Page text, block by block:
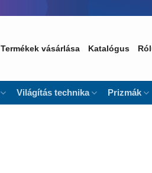
Termékek vásárlása Katalógus
Világítás technika Prizmák